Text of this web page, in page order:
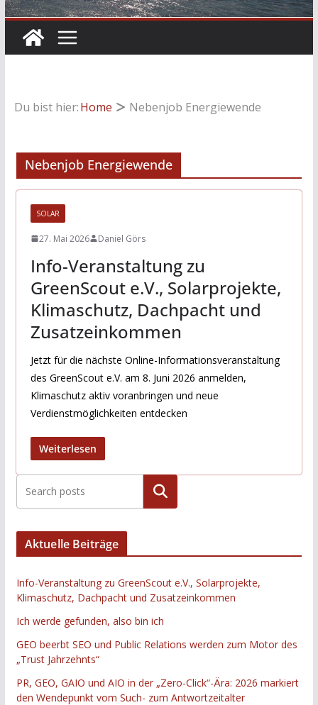
Du bist hier:Home Nebenjob Energiewende
Nebenjob Energiewende
SOLAR
27. Mai 2026 Daniel Görs
Info-Veranstaltung zu
GreenScout e.V., Solarprojekte,
Klimaschutz, Dachpacht und
Zusatzeinkommen
Jetzt für die nächste Online-Informationsveranstaltung
des GreenScout e.V. am 8. Juni 2026 anmelden,
Klimaschutz aktiv voranbringen und neue
Verdienstmöglichkeiten entdecken
Weiterlesen
Suchen
Aktuelle Beiträge
Info-Veranstaltung zu GreenScout e.V., Solarprojekte,
Klimaschutz, Dachpacht und Zusatzeinkommen
Ich werde gefunden, also bin ich
GEO beerbt SEO und Public Relations werden zum Motor des
„Trust Jahrzehnts“
PR, GEO, GAIO und AIO in der „Zero-Click“-Ära: 2026 markiert
den Wendepunkt vom Such- zum Antwortzeitalter